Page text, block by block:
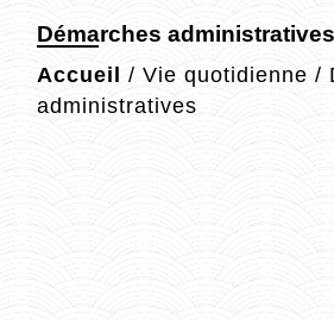
Démarches administratives
Accueil / Vie quotidienne /
administratives